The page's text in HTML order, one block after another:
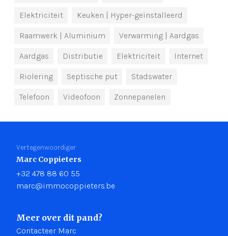
Elektriciteit Keuken | Hyper-geïnstalleerd
Raamwerk | Aluminium Verwarming | Aardgas
Aardgas Distributie Elektriciteit Internet
Riolering Septische put Stadswater
Telefoon Videofoon Zonnepanelen
Vertegenwoordiger
Marc Coppieters
+32 478 88 60 55
marc@immocoppieters.be
Meer over dit pand?
Contacteer Marc